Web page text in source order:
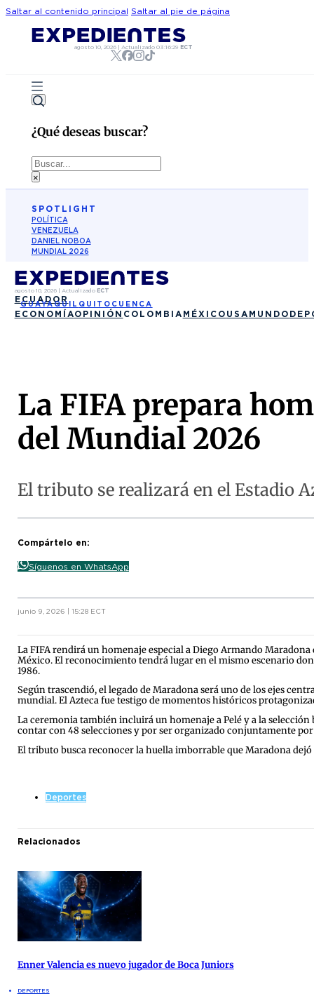
Saltar al contenido principal Saltar al pie de página
agosto 10, 2026| Actualizado 03:16:29 ECT
¿Qué deseas buscar?
Buscar
×
SPOTLIGHT
POLÍTICA
VENEZUELA
DANIEL NOBOA
MUNDIAL 2026
agosto 10, 2026| Actualizado ECT
ECUADOR
GUAYAQUIL QUITO CUENCA
ECONOMÍAOPINIÓN COLOMBIA MÉXICO USA MUNDO
La FIFA prepara
del Mundial 2026
El tributo se realizará en el Estadio
Compártelo en:
Síguenos en WhatsApp
junio 9, 2026 | 15:28 ECT
La FIFA rendirá un homenaje especial a Diego Armando
México. El reconocimiento tendrá lugar en el mismo escenario
1986.
Según trascendió, el legado de Maradona será uno de los ejes
mundial. El Azteca fue testigo de momentos históricos
La ceremonia también incluirá un homenaje a Pelé y a la
contar con 48 selecciones y por ser organizado conjuntamente por
El tributo busca reconocer la huella imborrable que Maradona
Deportes
Relacionados
Enner Valencia es nuevo jugador de Boca Juniors
DEPORTES